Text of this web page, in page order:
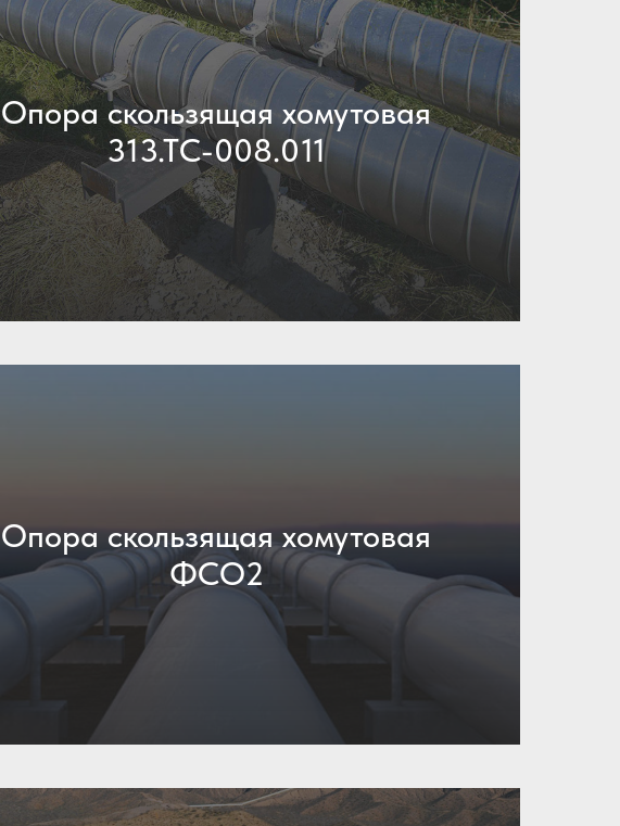
Опора скользящая хомутовая
313.ТС-008.011
Опора скользящая хомутовая
ФСО2